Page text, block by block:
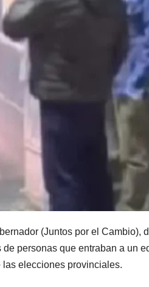
(Juntos por el Cambio),
personas que entraban a un
elecciones provinciales.
Nación se
sumó al
pedido de
Mendoza
bloquear
celulares
las
7 AGOSTO, 2026